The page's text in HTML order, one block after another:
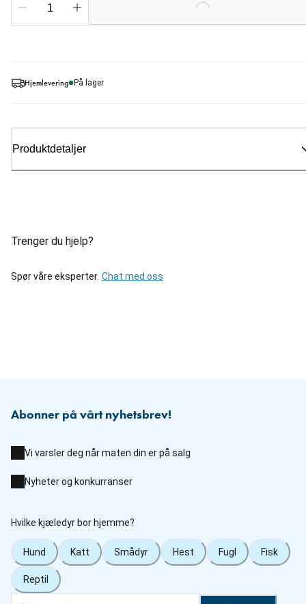
Hjemlevering På lager
Produktdetaljer
Trenger du hjelp?
Spør våre eksperter. Chat med oss
Loading...
Abonner på vårt nyhetsbrev!
Vi varsler deg når maten din er på salg
Nyheter og konkurranser
Hvilke kjæledyr bor hjemme?
Hund Katt Smådyr Hest Fugl Fisk
Reptil